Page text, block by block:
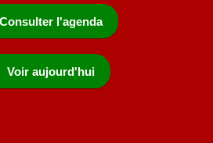
Consulter l'agenda
Voir aujourd'hui